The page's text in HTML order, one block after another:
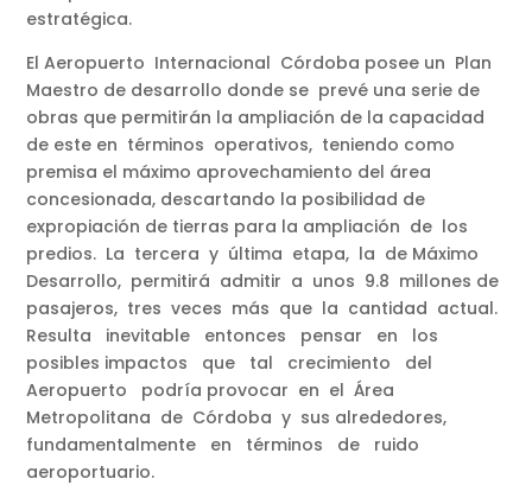
estratégica.
El Aeropuerto Internacional Córdoba posee un Plan
Maestro de desarrollo donde se prevé una serie de
obras que permitirán la ampliación de la capacidad
de este en términos operativos, teniendo como
premisa el máximo aprovechamiento del área
concesionada, descartando la posibilidad de
expropiación de tierras para la ampliación de los
predios. La tercera y última etapa, la de Máximo
Desarrollo, permitirá admitir a unos 9.8 millones de
pasajeros, tres veces más que la cantidad actual.
Resulta inevitable entonces pensar en los
posibles impactos que tal crecimiento del
Aeropuerto podría provocar en el Área
Metropolitana de Córdoba y sus alrededores,
fundamentalmente en términos de ruido
aeroportuario.